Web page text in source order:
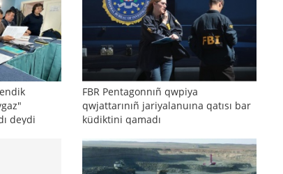
deydi
FBR Pentagonnıñ qwpiya
qwjattarınıñ jariyalanuına qatısı bar
küdiktini qamadı